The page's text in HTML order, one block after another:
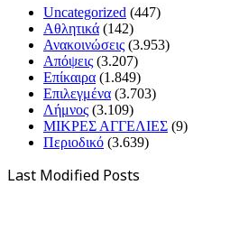
Uncategorized (447)
Αθλητικά (142)
Ανακοινώσεις (3.953)
Απόψεις (3.207)
Επίκαιρα (1.849)
Επιλεγμένα (3.703)
Λήμνος (3.109)
ΜΙΚΡΕΣ ΑΓΓΕΛΙΕΣ (9)
Περιοδικό (3.639)
Last Modified Posts